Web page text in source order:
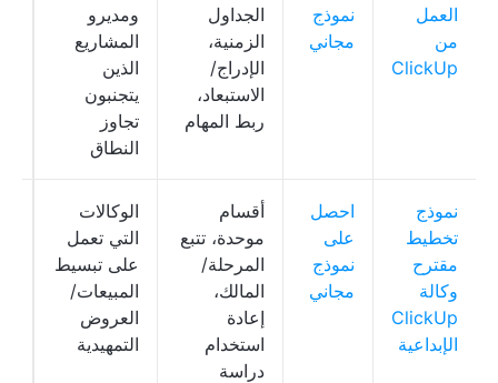
العمل
من
ClickUp
نموذج
مجاني
الجداول
الزمنية،
الإدراج/
الاستبعاد،
ربط المهام
ومديرو
المشاريع
الذين
يتجنبون
تجاوز
النطاق
نموذج
تخطيط
مقترح
وكالة
ClickUp
الإبداعية
احصل
على
نموذج
مجاني
أقسام
موحدة، تتبع
المرحلة/
المالك،
إعادة
استخدام
دراسة
الوكالات
التي تعمل
على تبسيط
المبيعات/
العروض
التمهيدية